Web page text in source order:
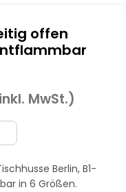
offen
MwSt.)
Berlin, B1-
in 6 Größen.